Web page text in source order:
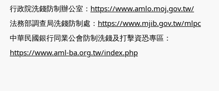
行政院洗錢防制辦公室： https://www.amlo.moj.gov.tw/
法務部調查局洗錢防制處： https://www.mjib.gov.tw/mlpc
中華民國銀行同業公會防制洗錢及打擊資恐專區：
https://www.aml-ba.org.tw/index.php